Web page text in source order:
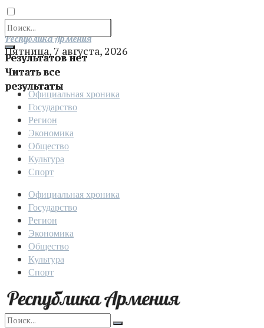
Результатов нет
Читать все
результаты
Отправить
Республика Армения
Пятница, 7 августа, 2026
Официальная хроника
Государство
Регион
Экономика
Общество
Культура
Спорт
Официальная хроника
Государство
Регион
Экономика
Общество
Культура
Спорт